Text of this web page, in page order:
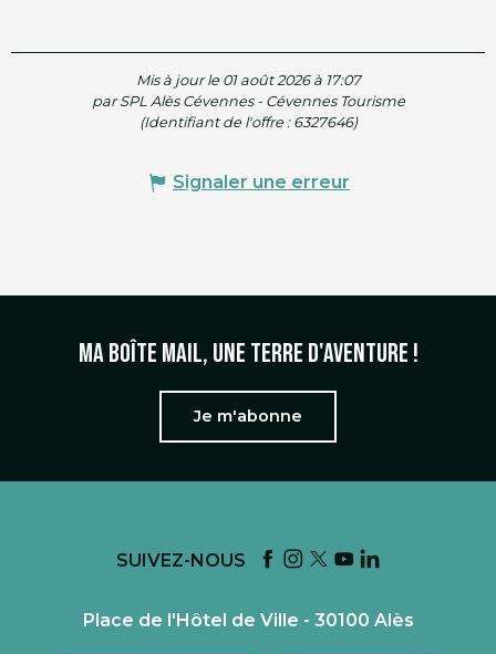
Mis à jour le 01 août 2026 à 17:07
par SPL Alès Cévennes - Cévennes Tourisme
(Identifiant de l'offre : 6327646)
Signaler une erreur
Ma boîte mail, une terre d'aventure !
Je m'abonne
SUIVEZ-NOUS
Place de l'Hôtel de Ville - 30100 Alès